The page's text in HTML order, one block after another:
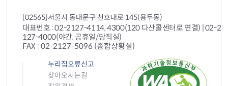
[02565]서울시 동대문구 천호대로 145(용두동)
대표번호 : 02-2127-4114, 4300(120 다산콜센터로 연결) | 02-
127-4000(야간, 공휴일/당직실)
FAX : 02-2127-5096 (종합상황실)
누리집오류신고
찾아오시는길